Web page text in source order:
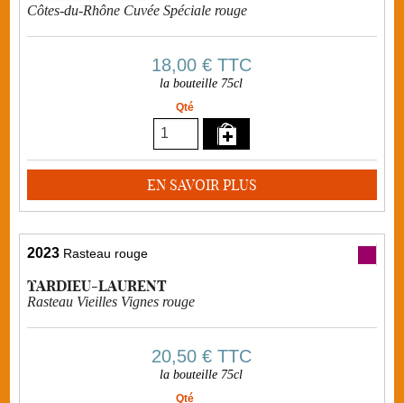
Côtes-du-Rhône Cuvée Spéciale rouge
18,00 €TTC
la bouteille 75cl
Qté
EN SAVOIR PLUS
2023 Rasteau rouge
TARDIEU-LAURENT
Rasteau Vieilles Vignes rouge
20,50 €TTC
la bouteille 75cl
Qté